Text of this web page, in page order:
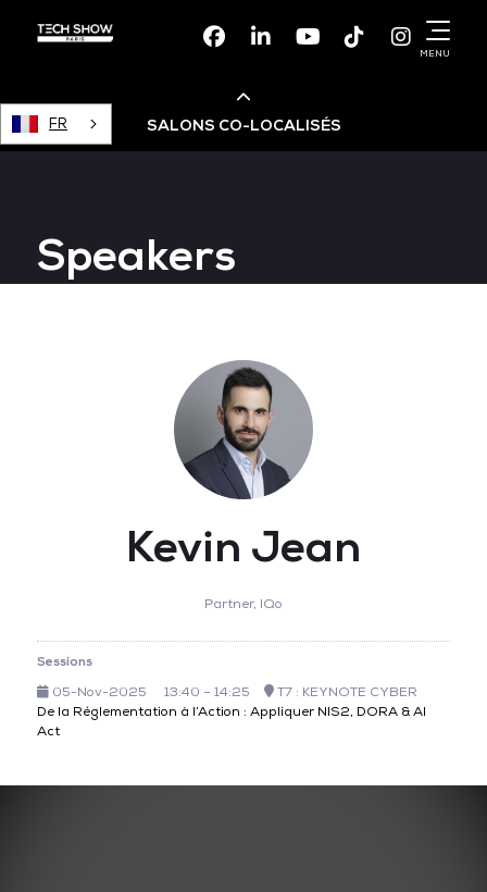
FacebookLinkedinYoutubeTikTok
MENU
FR SALONS CO-LOCALISÉS
Devops Live
Data & AI Leaders Summit
Speakers
Kevin Jean
Partner, IQo
Sessions
05-Nov-2025
13:40 – 14:25
T7 : KEYNOTE CYBER
De la Réglementation à l’Action : Appliquer NIS2, DORA & AI
Act